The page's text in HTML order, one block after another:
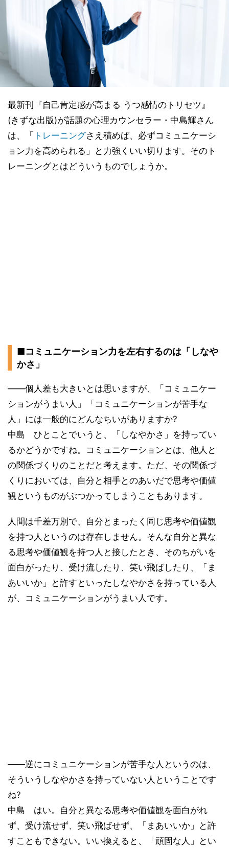
最新刊『自己肯定感が高まる うつ感情のトリセツ』
(きずな出版)が話題の心理カウンセラー・中島輝さん
は、「 トレーニングさえ積めば、必ずコミュニケーシ
ョン力を高められる」と力強くいい切ります。そのト
レーニングとはどういうものでしょうか。
■コミュニケーション力を左右するのは「しなや
かさ」
——個人差も大きいとは思いますが、「コミュニケー
ションがうまい人」「コミュニケーションが苦手な
人」には一般的にどんなちいがありますか?
中島 ひとことでいうと、「しなやかさ」を持ってい
るかどうかですね。コミュニケーションとは、他人と
の関係づくりのことだと考えます。ただ、その関係づ
くりにおいては、自分と相手とのあいだで思考や価値
観というものがぶつかってしまうこともあります。
人間は千差万別で、自分とまったく同じ思考や価値観
を持つ人というのは存在しません。そんな自分と異な
る思考や価値観を持つ人と接したとき、そのちがいを
面白がったり、受け流したり、笑い飛ばしたり、「ま
あいいか」と許すといったしなやかさを持っている人
が、コミュニケーションがうまい人です。
——逆にコミュニケーションが苦手な人というのは、
そういうしなやかさを持っていない人ということです
ね?
中島 はい。自分と異なる思考や価値観を面白がれ
ず、受け流せず、笑い飛ばせず、「まあいいか」と許
すこともできない。いい換えると、「頑固な人」とい